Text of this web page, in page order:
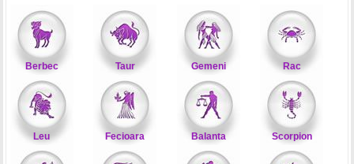
Berbec Taur Gemeni Rac
Leu Fecioara Balanta Scorpion